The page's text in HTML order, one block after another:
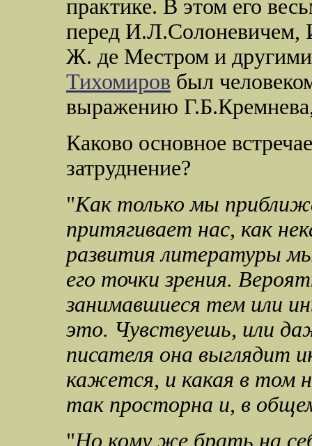
практике. В этом его
перед
Ж. де Местром и
Тихомиров был
выражению
Каково основное
затруднение?
"Как только мы
притягивает нас, как
развития литературы
его точки зрения.
занимавшиеся тем или
это. Чувствуешь, или
писателя она выглядит
кажется, и какая в том
так просторна и, в
"Но кому же брать на